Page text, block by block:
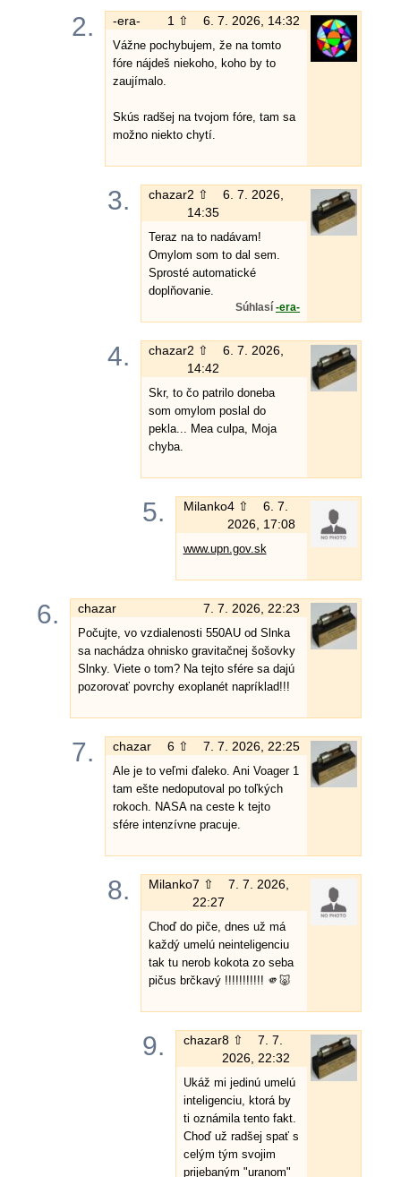
2. -era- 1 ⇧ 6. 7. 2026, 14:32
Vážne pochybujem, že na tomto
fóre nájdeš niekoho, koho by to
zaujímalo.
Skús radšej na tvojom fóre, tam sa
možno niekto chytí.
3. chazar2 ⇧
6. 7. 2026,
14:35
Teraz na to nadávam!
Omylom som to dal sem.
Sprosté automatické
doplňovanie.
Súhlasí -era-
4. chazar2 ⇧
6. 7. 2026,
14:42
Skr, to čo patrilo doneba
som omylom poslal do
pekla... Mea culpa, Moja
chyba.
5. Milanko4 ⇧
6. 7.
2026, 17:08
www.upn.gov.sk
6. chazar 7. 7. 2026, 22:23
Počujte, vo vzdialenosti 550AU od Slnka
sa nachádza ohnisko gravitačnej šošovky
Slnky. Viete o tom? Na tejto sfére sa dajú
pozorovať povrchy exoplanét napríklad!!!
7. chazar 6 ⇧ 7. 7. 2026, 22:25
Ale je to veľmi ďaleko. Ani Voager 1
tam ešte nedoputoval po toľkých
rokoch. NASA na ceste k tejto
sfére intenzívne pracuje.
8. Milanko7 ⇧
7. 7. 2026,
22:27
Choď do piče, dnes už má
každý umelú neinteligenciu
tak tu nerob kokota zo seba
pičus brčkavý !!!!!!!!!!! 🫵🐷
9. chazar8 ⇧
7. 7.
2026, 22:32
Ukáž mi jedinú umelú
inteligenciu, ktorá by
ti oznámila tento fakt.
Choď už radšej spať s
celým tým svojim
prijebaným "uranom"